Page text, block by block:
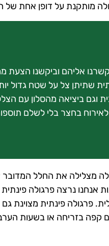
מותקנת על דופן אחת של
אליהם וביקשנו הצעת
שתיתן צל על שטח גדול
וגם ביציאה מהסלון עם
בחצר בלי לשלם
מצלילה את החלל
נרצה פרגולה פינתית
פינתית מצוינת גם
בזריחה או בשעות